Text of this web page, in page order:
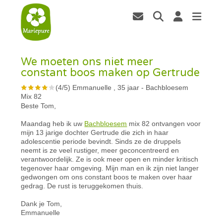
We moeten ons niet meer
constant boos maken op Gertrude
(4/5) Emmanuelle , 35 jaar - Bachbloesem
Mix 82
Beste Tom,
Maandag heb ik uw Bachbloesem mix 82 ontvangen voor
mijn 13 jarige dochter Gertrude die zich in haar
adolescentie periode bevindt. Sinds ze de druppels
neemt is ze veel rustiger, meer geconcentreerd en
verantwoordelijk. Ze is ook meer open en minder kritisch
tegenover haar omgeving. Mijn man en ik zijn niet langer
gedwongen om ons constant boos te maken over haar
gedrag. De rust is teruggekomen thuis.
Dank je Tom,
Emmanuelle